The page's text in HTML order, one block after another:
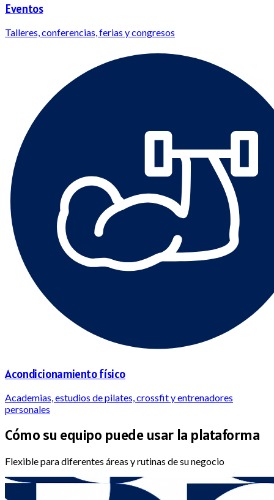
Eventos
Talleres, conferencias, ferias y congresos
Acondicionamiento físico
Academias, estudios de pilates, crossfit y entrenadores
personales
Cómo su equipo puede usar la plataforma
Flexible para diferentes áreas y rutinas de su negocio